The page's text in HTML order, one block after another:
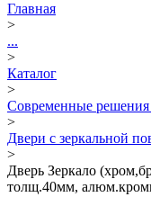
Главная
>
...
>
Каталог
>
Современные решения
>
Двери с зеркальной
>
Дверь Зеркало
толщ.40мм,